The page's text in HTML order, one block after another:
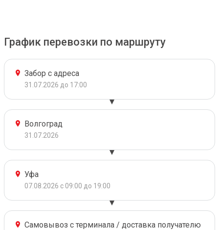
График перевозки по маршруту
Забор с адреса
31.07.2026 до 17:00
Волгоград
31.07.2026
Уфа
07.08.2026 с 09:00 до 19:00
Самовывоз с терминала / доставка получателю